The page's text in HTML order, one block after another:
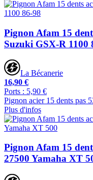
Pignon Afam 15
Suzuki GSX-R 1100
La Bécanerie
16,90 €
Ports : 5,90 €
Pignon acier 15 dents pas
Plus d'infos
Pignon Afam 15
27500 Yamaha XT